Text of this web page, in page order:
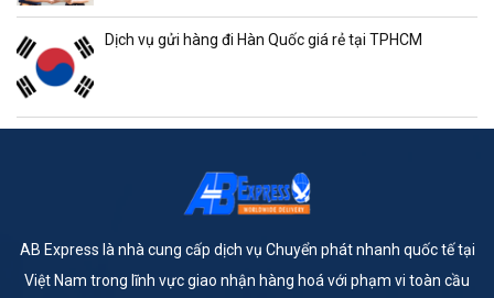
Dịch vụ gửi hàng đi Hàn Quốc giá rẻ tại TPHCM
AB Express là nhà cung cấp dịch vụ Chuyển phát nhanh quốc tế tại
Việt Nam trong lĩnh vực giao nhận hàng hoá với phạm vi toàn cầu